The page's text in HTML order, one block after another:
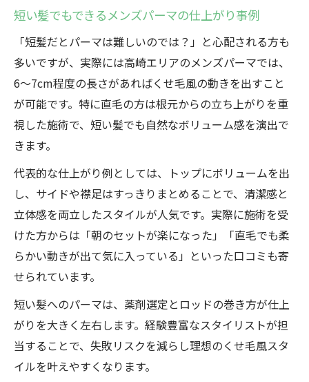
短い髪でもできるメンズパーマの仕上がり事例
「短髪だとパーマは難しいのでは？」と心配される方も
多いですが、実際には高崎エリアのメンズパーマでは、
6〜7cm程度の長さがあればくせ毛風の動きを出すこと
が可能です。特に直毛の方は根元からの立ち上がりを重
視した施術で、短い髪でも自然なボリューム感を演出で
きます。
代表的な仕上がり例としては、トップにボリュームを出
し、サイドや襟足はすっきりまとめることで、清潔感と
立体感を両立したスタイルが人気です。実際に施術を受
けた方からは「朝のセットが楽になった」「直毛でも柔
らかい動きが出て気に入っている」といった口コミも寄
せられています。
短い髪へのパーマは、薬剤選定とロッドの巻き方が仕上
がりを大きく左右します。経験豊富なスタイリストが担
当することで、失敗リスクを減らし理想のくせ毛風スタ
イルを叶えやすくなります。